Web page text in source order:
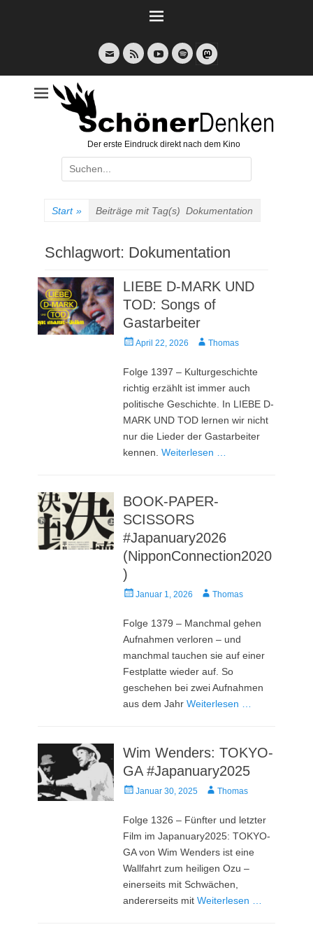
E-
Mail
Feed YouTubeSpotify
Der erste Eindruck direkt nach dem Kino
Suche
nach:
Start » Beiträge mit Tag(s) Dokumentation
Schlagwort: Dokumentation
LIEBE D-MARK UND
TOD: Songs of
Gastarbeiter
Veröffentlicht
April 22, 2026 AutorThomas
Folge 1397 – Kulturgeschichte
richtig erzählt ist immer auch
politische Geschichte. In LIEBE D-
MARK UND TOD lernen wir nicht
nur die Lieder der Gastarbeiter
kennen.Weiterlesen …
BOOK-PAPER-
SCISSORS
#Japanuary2026
(NipponConnection2020
)
Veröffentlicht
Januar 1, 2026 AutorThomas
Folge 1379 – Manchmal gehen
Aufnahmen verloren – und
manchmal tauchen sie auf einer
Festplatte wieder auf. So
geschehen bei zwei Aufnahmen
aus dem JahrWeiterlesen …
Wim Wenders: TOKYO-
GA #Japanuary2025
Veröffentlicht
Januar 30, 2025 AutorThomas
Folge 1326 – Fünfter und letzter
Film im Japanuary2025: TOKYO-
GA von Wim Wenders ist eine
Wallfahrt zum heiligen Ozu –
einerseits mit Schwächen,
andererseits mitWeiterlesen …